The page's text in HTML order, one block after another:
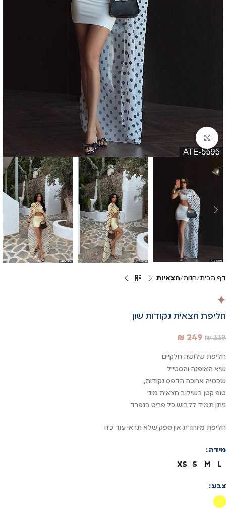
Click to enlarge
דף הבית חנות חצאיות
חליפת חצאית נקודות שון
₪339
₪ 249
חליפת שלושה חלקיים
שיא האופנה והסטייל
שכמיה ארוכה הדפס נקודות,
טופ קטן בשילוב חצאית מיני
ניתן תמיד ללבוש כל פריט בנפרד
חליפת מיוחדת אין ספק שלא תראי עוד כזו
מידה
L
M
S
XS
צבע